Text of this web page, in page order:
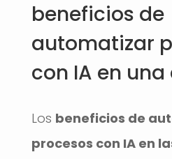
beneficios de
automatizar
con IA en
Los beneficios de
procesos con IA en